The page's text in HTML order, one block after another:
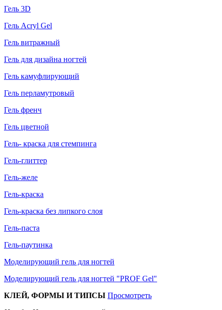
Гель 3D
Гель Acryl Gel
Гель витражный
Гель для дизайна ногтей
Гель камуфлирующий
Гель перламутровый
Гель френч
Гель цветной
Гель- краска для стемпинга
Гель-глиттер
Гель-желе
Гель-краска
Гель-краска без липкого слоя
Гель-паста
Гель-паутинка
Моделирующий гель для ногтей
Моделирующий гель для ногтей "PROF Gel"
КЛЕЙ, ФОРМЫ И ТИПСЫ Просмотреть